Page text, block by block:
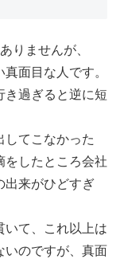
りませんが、
面目な人です。
き過ぎると逆に短
してこなかった
をしたところ会社
出来がひどすぎ
いて、これ以上は
いのですが、真面